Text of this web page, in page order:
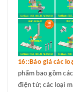
16::Báo giá các
phẩm bao gồm
điện tử; các loại